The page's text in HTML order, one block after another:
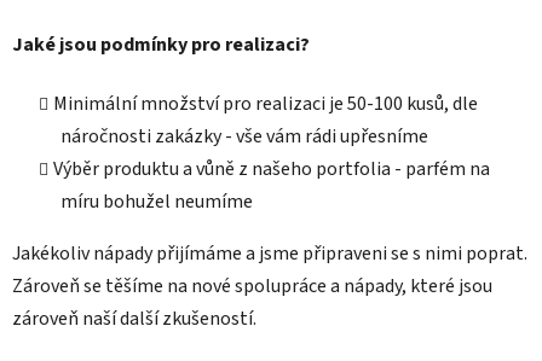
Jaké jsou podmínky pro realizaci?
Minimální množství pro realizaci je 50-100 kusů, dle
náročnosti zakázky - vše vám rádi upřesníme
Výběr produktu a vůně z našeho portfolia - parfém na
míru bohužel neumíme
Jakékoliv nápady přijímáme a jsme připraveni se s nimi poprat.
Zároveň se těšíme na nové spolupráce a nápady, které jsou
zároveň naší další zkušeností.